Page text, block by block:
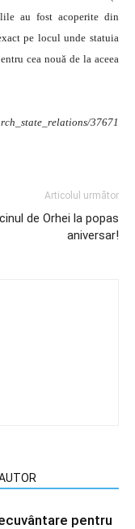
au fost acoperite din
pe locul unde statuia
cea nouă de la aceea
37671
Articolul următor
de Orhei la popas
aniversar!
pentru